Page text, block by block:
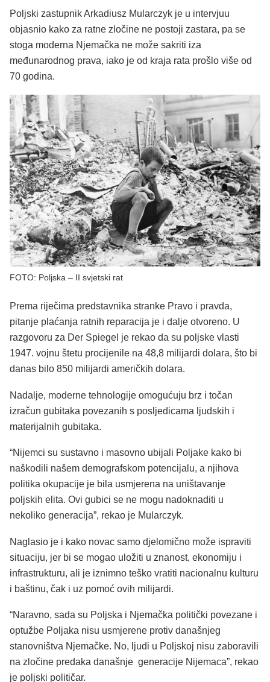
Poljski zastupnik Arkadiusz Mularczyk je u intervjuu
objasnio kako za ratne zločine ne postoji zastara, pa se
stoga moderna Njemačka ne može sakriti iza
međunarodnog prava, iako je od kraja rata prošlo više od
70 godina.
FOTO: Poljska – II svjetski rat
Prema riječima predstavnika stranke Pravo i pravda,
pitanje plaćanja ratnih reparacija je i dalje otvoreno. U
razgovoru za Der Spiegel je rekao da su poljske vlasti
1947. vojnu štetu procijenile na 48,8 milijardi dolara, što bi
danas bilo 850 milijardi američkih dolara.
Nadalje, moderne tehnologije omogućuju brz i točan
izračun gubitaka povezanih s posljedicama ljudskih i
materijalnih gubitaka.
“Nijemci su sustavno i masovno ubijali Poljake kako bi
naškodili našem demografskom potencijalu, a njihova
politika okupacije je bila usmjerena na uništavanje
poljskih elita. Ovi gubici se ne mogu nadoknaditi u
nekoliko generacija”, rekao je Mularczyk.
Naglasio je i kako novac samo djelomično može ispraviti
situaciju, jer bi se mogao uložiti u znanost, ekonomiju i
infrastrukturu, ali je iznimno teško vratiti nacionalnu kulturu
i baštinu, čak i uz pomoć ovih milijardi.
“Naravno, sada su Poljska i Njemačka politički povezane i
optužbe Poljaka nisu usmjerene protiv današnjeg
stanovništva Njemačke. No, ljudi u Poljskoj nisu zaboravili
na zločine predaka današnje generacije Nijemaca”, rekao
je poljski političar.